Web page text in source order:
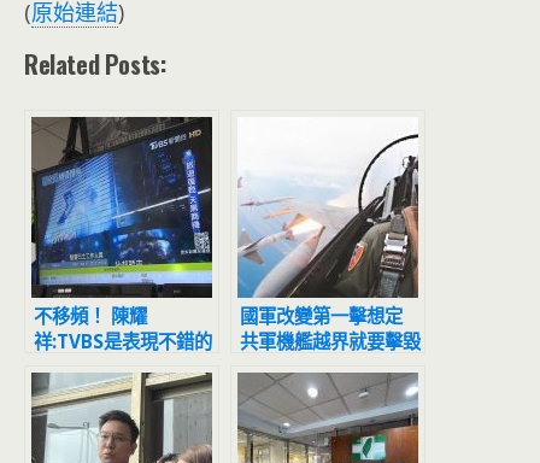
(原始連結)
Related Posts:
不移頻！ 陳耀
祥:TVBS是表現不錯的
新聞台
國軍改變第一擊想定
共軍機艦越界就要擊毀